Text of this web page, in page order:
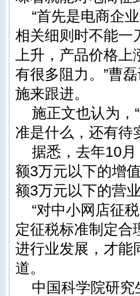
“首先是电商企
相关细则时不能一
上升，产品价格
有很多阻力。”曹
施来跟进。
施正文也认为，
准是什么，还有待
据悉，去年10
额3万元以下的增
额3万元以下的营
“对中小网店征
定征税标准制定合
进行业发展，才能
道。
中国科学院研